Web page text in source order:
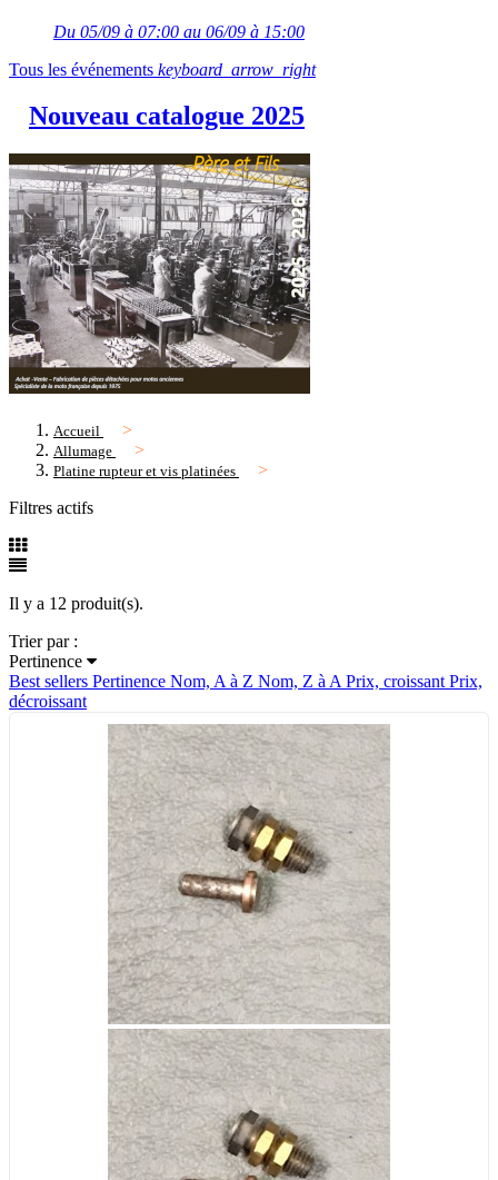
Du 05/09 à 07:00 au 06/09 à 15:00
Tous les événements keyboard_arrow_right
Nouveau catalogue 2025
Accueil
Allumage
Platine rupteur et vis platinées
Filtres actifs
Il y a 12 produit(s).
Trier par :
Pertinence
Best sellers Pertinence Nom, A à Z Nom, Z à A Prix, croissant Prix,
décroissant